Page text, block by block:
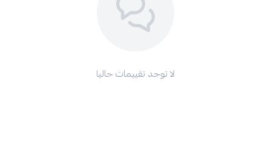
لا توجد تقييمات حاليا